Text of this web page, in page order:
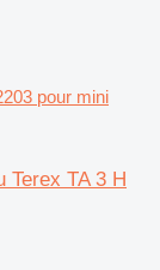
pour mini
Terex TA 3 H